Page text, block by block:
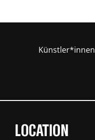
Künstler*innen
LOCATION